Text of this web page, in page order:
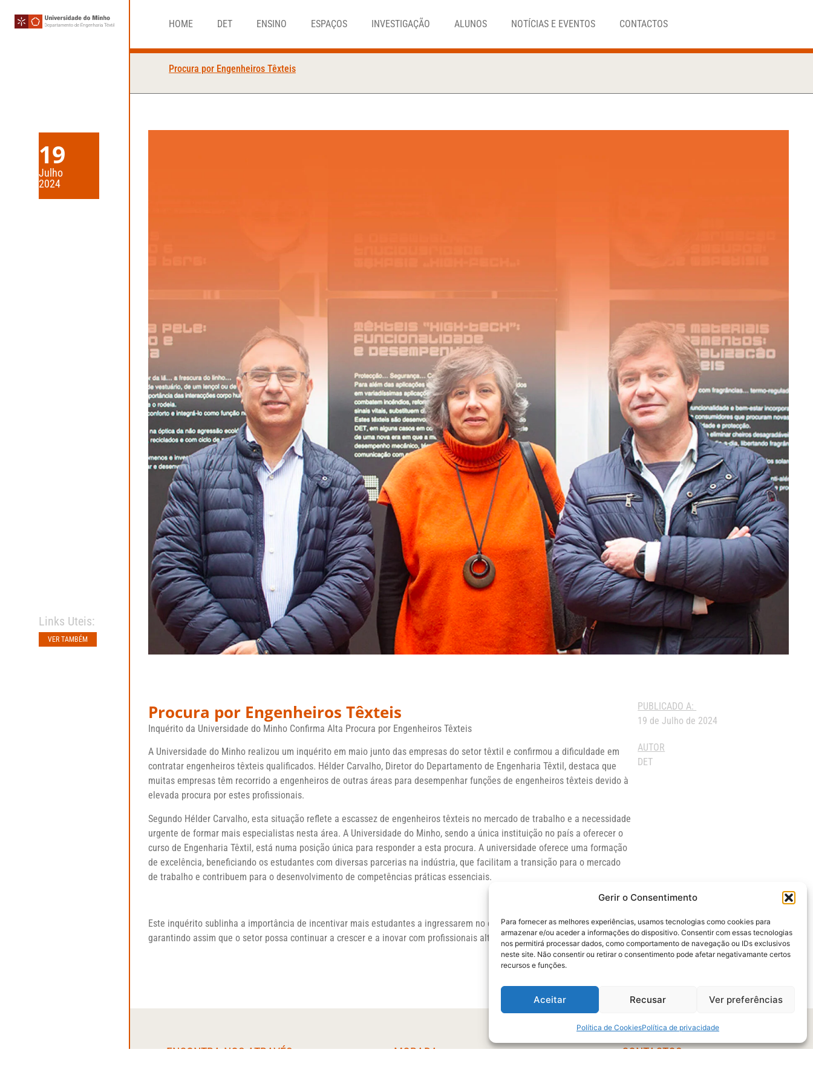
Gerir o Consentimento
Para fornecer as melhores experiências, usamos tecnologias como cookies para
armazenar e/ou aceder a informações do dispositivo. Consentir com essas tecnologias
nos permitirá processar dados, como comportamento de navegação ou IDs exclusivos
neste site. Não consentir ou retirar o consentimento pode afetar negativamante certos
recursos e funções.
Aceitar Recusar Ver preferências
Política de CookiesPolítica de privacidade
HOME DET ENSINO ESPAÇOS INVESTIGAÇÃO ALUNOS NOTÍCIAS E EVENTOS CONTACTOS
Procura por Engenheiros Têxteis
19
Julho
2024
Links Uteis:
VER TAMBÉM
Procura por Engenheiros Têxteis
Inquérito da Universidade do Minho Confirma Alta Procura por Engenheiros Têxteis
A Universidade do Minho realizou um inquérito em maio junto das empresas do setor têxtil e confirmou a dificuldade em
contratar engenheiros têxteis qualificados. Hélder Carvalho, Diretor do Departamento de Engenharia Têxtil, destaca que
muitas empresas têm recorrido a engenheiros de outras áreas para desempenhar funções de engenheiros têxteis devido à
elevada procura por estes profissionais.
Segundo Hélder Carvalho, esta situação reflete a escassez de engenheiros têxteis no mercado de trabalho e a necessidade
urgente de formar mais especialistas nesta área. A Universidade do Minho, sendo a única instituição no país a oferecer o
curso de Engenharia Têxtil, está numa posição única para responder a esta procura. A universidade oferece uma formação
de excelência, beneficiando os estudantes com diversas parcerias na indústria, que facilitam a transição para o mercado
de trabalho e contribuem para o desenvolvimento de competências práticas essenciais.
Este inquérito sublinha a importância de incentivar mais estudantes a ingressarem no curso de Engenharia Têxtil,
garantindo assim que o setor possa continuar a crescer e a inovar com profissionais altamente qualificados.
PUBLICADO A:
19 de Julho de 2024
AUTOR
DET
ENCONTRA-NOS ATRAVÉS MORADA CONTACTOS